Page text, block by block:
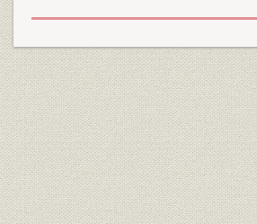
三盛舎を興す
苦闘のすえに「段」を完成
「段ボール」と命名
得意先の開拓に奔走
独立して三成社を経営